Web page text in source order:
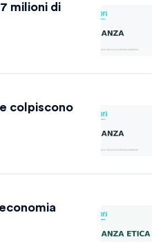
milioni di
colpiscono